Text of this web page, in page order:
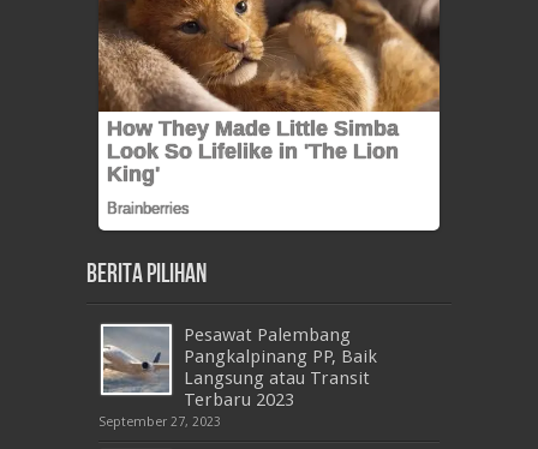
Berita Pilihan
Pesawat Palembang
Pangkalpinang PP, Baik
Langsung atau Transit
Terbaru 2023
September 27, 2023